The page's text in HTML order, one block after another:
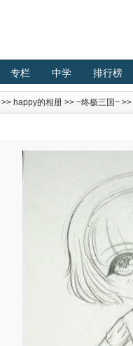
专栏 中学 排行榜
>> happy的相册 >> ~终极三国~